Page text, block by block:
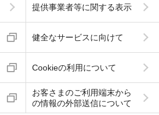
提供事業者等に関する表示
健全なサービスに向けて
Cookieの利用について
お客さまのご利用端末から
の情報の外部送信について